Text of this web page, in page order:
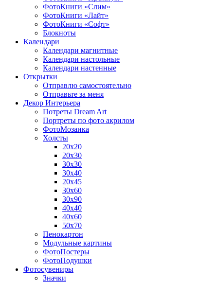
ФотоКниги «Слим»
ФотоКниги «Лайт»
ФотоКниги «Софт»
Блокноты
Календари
Календари магнитные
Календари настольные
Календари настенные
Открытки
Отправлю самостоятельно
Отправьте за меня
Декор Интерьера
Потреты Dream Art
Портреты по фото акрилом
ФотоМозаика
Холсты
20х20
20х30
30х30
30х40
20х45
30х60
30х90
40х40
40х60
50х70
Пенокартон
Модульные картины
ФотоПостеры
ФотоПодушки
Фотоcувениры
Значки